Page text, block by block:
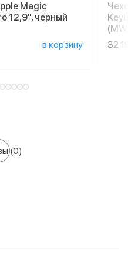
Magic
12,9", черный
в корзину
32
(0)